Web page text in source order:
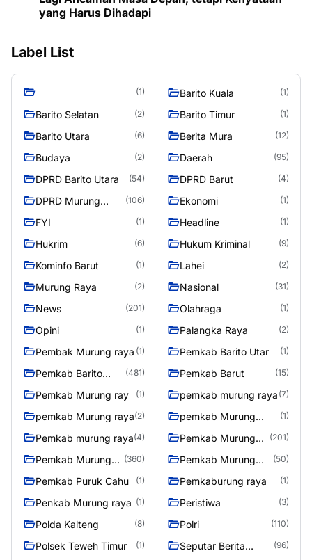
yang Harus Dihadapi
Label List
(1) Barito Kuala (1)
Barito Selatan (2) Barito Timur (1)
Barito Utara (6) Berita Mura (12)
Budaya (2) Daerah (95)
DPRD Barito Utara (54) DPRD Barut (4)
DPRD Murung
(106) Ekonomi (1)
FYI (1) Headline (1)
Hukrim (6) Hukum Kriminal (9)
Kominfo Barut (1) Lahei (2)
Murung Raya (2) Nasional (31)
News (201) Olahraga (1)
Opini (1) Palangka Raya (2)
Pembak Murung raya (1) Pemkab Barito Utar (1)
Pemkab Barito
(481) Pemkab Barut (15)
Pemkab Murung ray (1) pemkab murung raya (7)
pemkab Murung raya(2)
pemkab Murung
(1)
Pemkab murung raya(4)
Pemkab Murung
(201)
Pemkab Murung
(360)
Pemkab Murung
(50)
Pemkab Puruk Cahu (1) Pemkaburung raya (1)
Penkab Murung raya (1) Peristiwa (3)
Polda Kalteng (8) Polri (110)
Polsek Teweh Timur (1)
Seputar Berita
(96)